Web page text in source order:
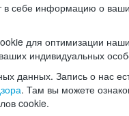
в себе информацию о
для оптимизации
индивидуальных
данных. Запись о нас
. Там вы можете
cookie.